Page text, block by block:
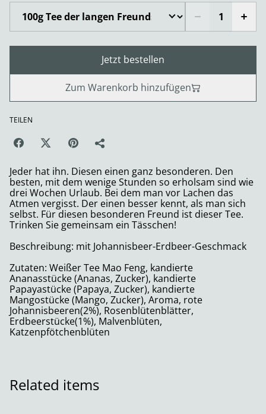
Jetzt bestellen
Zum Warenkorb hinzufügen
TEILEN
Jeder hat ihn. Diesen einen ganz besonderen. Den
besten, mit dem wenige Stunden so erholsam sind wie
drei Wochen Urlaub. Bei dem man vor Lachen das
Atmen vergisst. Der einen besser kennt, als man sich
selbst. Für diesen besonderen Freund ist dieser Tee.
Trinken Sie gemeinsam ein Tässchen!
Beschreibung: mit Johannisbeer-Erdbeer-Geschmack
Zutaten: Weißer Tee Mao Feng, kandierte
Ananasstücke (Ananas, Zucker), kandierte
Papayastücke (Papaya, Zucker), kandierte
Mangostücke (Mango, Zucker), Aroma, rote
Johannisbeeren(2%), Rosenblütenblätter,
Erdbeerstücke(1%), Malvenblüten,
Katzenpfötchenblüten
Related items